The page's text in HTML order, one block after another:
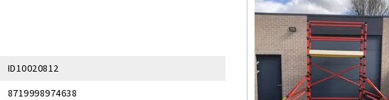
ID10020812
8719998974638